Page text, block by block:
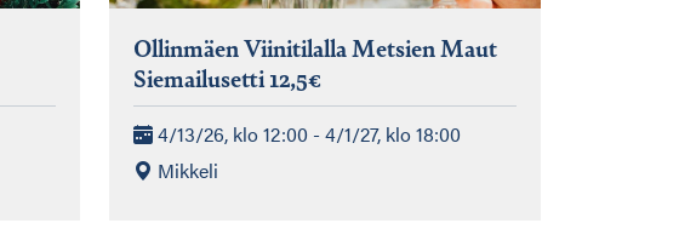
Ollinmäen Viinitilalla Metsien Maut
Siemailusetti 12,5€
4/13/26, klo 12:00 - 4/1/27, klo 18:00
Mikkeli